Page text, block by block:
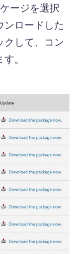
ージを選択
ンロードした
クして、コン
。